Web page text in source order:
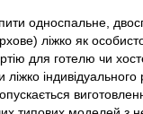
односпальне,
ліжко як
для готелю чи
індивідуального